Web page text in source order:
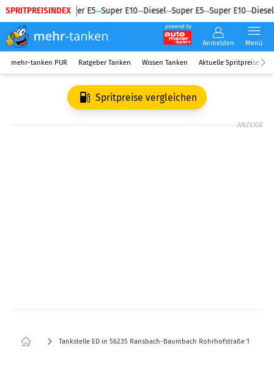
SPRITPREISINDEX
Diesel Super E5 Super E10 Diesel Super E5 Super E10 Diesel
powered by
Anmelden Menü
mehr-tanken PUR Ratgeber Tanken Wissen Tanken Aktuelle Spritpreise
Spritpreise vergleichen
ANZEIGE
Tankstelle ED in 56235 Ransbach-Baumbach Rohrhofstraße 1